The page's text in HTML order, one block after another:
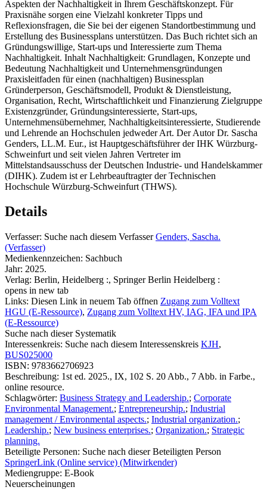
Aspekten der Nachhaltigkeit in Ihrem Geschäftskonzept. Für
Praxisnähe sorgen eine Vielzahl konkreter Tipps und
Reflexionsfragen, die Sie bei der eigenen Standortbestimmung und
Erstellung des Businessplans unterstützen. Das Buch richtet sich an
Gründungswillige, Start-ups und Interessierte zum Thema
Nachhaltigkeit. Inhalt Nachhaltigkeit: Grundlagen, Konzepte und
Bedeutung Nachhaltigkeit und Unternehmensgründungen
Praxisleitfaden für einen (nachhaltigen) Businessplan
Gründerperson, Geschäftsmodell, Produkt & Dienstleistung,
Organisation, Recht, Wirtschaftlichkeit und Finanzierung Zielgruppe
Existenzgründer, Gründungsinteressierte, Start-ups,
Unternehmensübernehmer, Nachhaltigkeitsinteressierte, Studierende
und Lehrende an Hochschulen jedweder Art. Der Autor Dr. Sascha
Genders, LL.M. Eur., ist Hauptgeschäftsführer der IHK Würzburg-
Schweinfurt und seit vielen Jahren Vertreter im
Mittelstandsausschuss der Deutschen Industrie- und Handelskammer
(DIHK). Zudem ist er Lehrbeauftragter der Technischen
Hochschule Würzburg-Schweinfurt (THWS).
Details
Verfasser: Suche nach diesem Verfasser Genders, Sascha.
(Verfasser)
Medienkennzeichen: Sachbuch
Jahr: 2025.
Verlag: Berlin, Heidelberg :, Springer Berlin Heidelberg :
opens in new tab
Links: Diesen Link in neuem Tab öffnen Zugang zum Volltext
HGU (E-Ressource), Zugang zum Volltext HV, IAG, IFA und IPA
(E-Ressource)
Suche nach dieser Systematik
Interessenkreis: Suche nach diesem Interessenskreis KJH,
BUS025000
ISBN: 9783662706923
Beschreibung: 1st ed. 2025., IX, 102 S. 20 Abb., 7 Abb. in Farbe.,
online resource.
Schlagwörter: Business Strategy and Leadership.; Corporate
Environmental Management.; Entrepreneurship.; Industrial
management / Environmental aspects.; Industrial organization.;
Leadership.; New business enterprises.; Organization.; Strategic
planning.
Beteiligte Personen: Suche nach dieser Beteiligten Person
SpringerLink (Online service) (Mitwirkender)
Mediengruppe: E-Book
Neuerscheinungen